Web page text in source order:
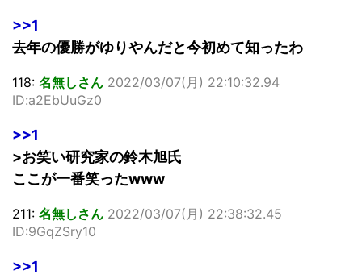
>>1
去年の優勝がゆりやんだと今初めて知ったわ
118: 名無しさん 2022/03/07(月) 22:10:32.94
ID:a2EbUuGz0
>>1
>お笑い研究家の鈴木旭氏
ここが一番笑ったwww
211: 名無しさん 2022/03/07(月) 22:38:32.45
ID:9GqZSry10
>>1